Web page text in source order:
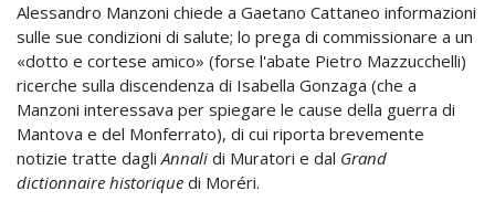
Alessandro Manzoni chiede a Gaetano Cattaneo informazioni
sulle sue condizioni di salute; lo prega di commissionare a un
«dotto e cortese amico» (forse l'abate Pietro Mazzucchelli)
ricerche sulla discendenza di Isabella Gonzaga (che a
Manzoni interessava per spiegare le cause della guerra di
Mantova e del Monferrato), di cui riporta brevemente
notizie tratte dagliAnnali di Muratori e dal Grand
dictionnaire historique di Moréri.